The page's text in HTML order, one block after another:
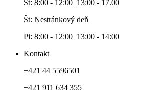
St: 8:00 - 12:00 13:00 - 17.00
Št: Nestránkový deň
Pi: 8:00 - 12:00 13:00 - 14:00
Kontakt
+421 44 5596501
+421 911 634 355